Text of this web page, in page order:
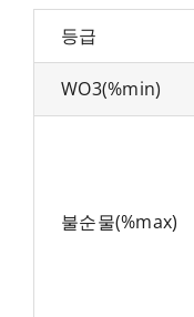
등급
WO3(%min)
불순물(%max)